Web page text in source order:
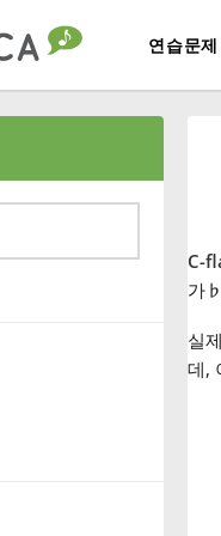
연습문제
C-
가♭
실
데,